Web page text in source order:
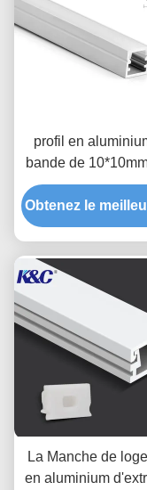
profil en
bande de
avec la
diffuseur de PC de
Obtenez le
La Manche de
en aluminium